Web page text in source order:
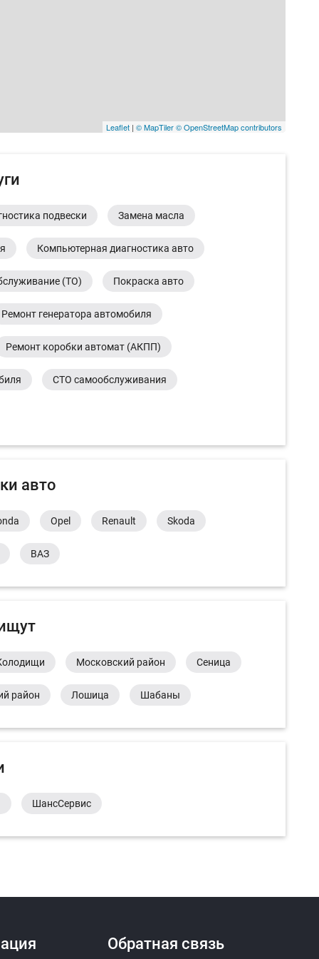
Leaflet | © MapTiler© OpenStreetMap contributors
подвески Замена масла
Компьютерная диагностика авто
(ТО) Покраска авто
Ремонт генератора автомобиля
Ремонт коробки автомат (АКПП)
СТО самообслуживания
авто
Opel Renault Skoda
ВАЗ
Московский район Сеница
район Лошица Шабаны
ШансСервис
Обратная связь